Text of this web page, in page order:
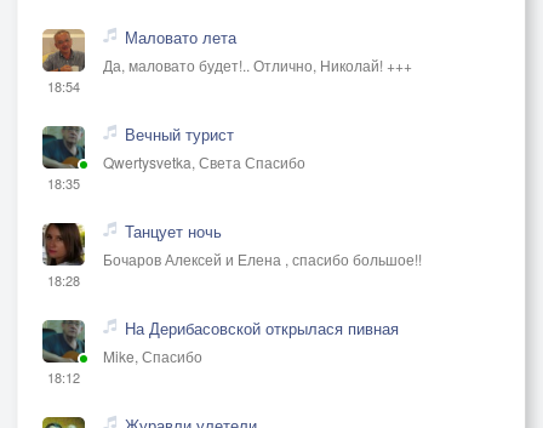
18:54
Маловато лета
Да, маловато будет!.. Отлично, Николай! +++
18:35
Вечный турист
Qwertysvetka, Света Спасибо
18:28
Танцует ночь
Бочаров Алексей и Елена , спасибо большое!!
18:12
На Дерибасовской открылася пивная
Mike, Спасибо